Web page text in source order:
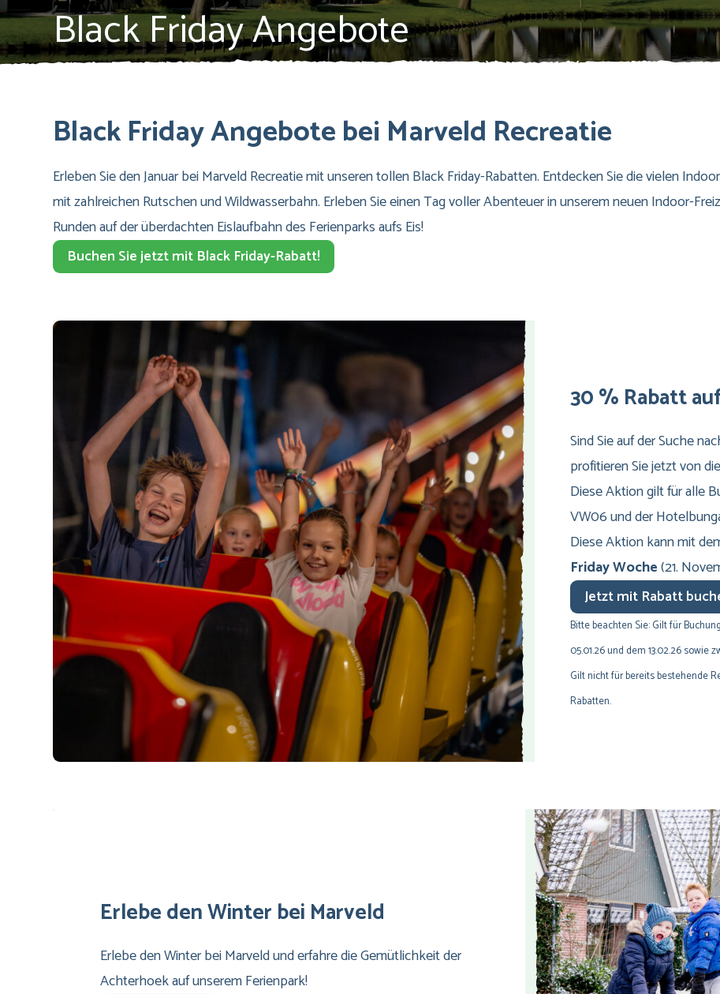
Black Friday Angebote
Black Friday Angebote bei Marveld Recreatie
Erleben Sie den Januar bei Marveld Recreatie mit unseren tollen Black Friday-Rabatten. Entdecken Sie die vielen
mit zahlreichen Rutschen und Wildwasserbahn. Erleben Sie einen Tag voller Abenteuer in unserem neuen Indoor-
Runden auf der überdachten Eislaufbahn des Ferienparks aufs Eis!
Buchen Sie jetzt mit Black Friday-Rabatt!
30 % Rabatt
Sind Sie auf der Suche
profitieren Sie jetzt von
Diese Aktion gilt für alle
VW06 und der
Diese Aktion kann mit
Friday Woche(21.
Jetzt mit Rabatt
Bitte beachten Sie: Gilt für
05.01.26 und dem 13.02.26 sowie
Gilt nicht für bereits bestehende
Rabatten.
Erlebe den Winter bei Marveld
Erlebe den Winter bei Marveld und erfahre die Gemütlichkeit der
Achterhoek auf unserem Ferienpark!